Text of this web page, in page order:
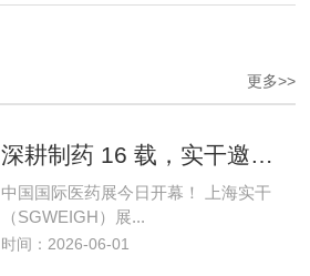
更多>>
深耕制药 16 载，实干邀您莅临 2026 世界制
中国国际医药展今日开幕！ 上海实干
（SGWEIGH）展...
时间：2026-06-01